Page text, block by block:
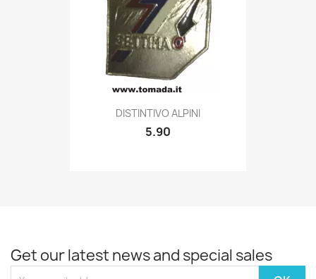
Quick view
DISTINTIVO ALPINI
5.90
Get our latest news and special sales